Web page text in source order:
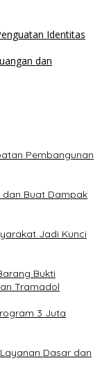
Identitas
dan
Pembangunan
dan Buat Dampak
Jadi Kunci
Bukti
Tramadol
3 Juta
Dasar dan